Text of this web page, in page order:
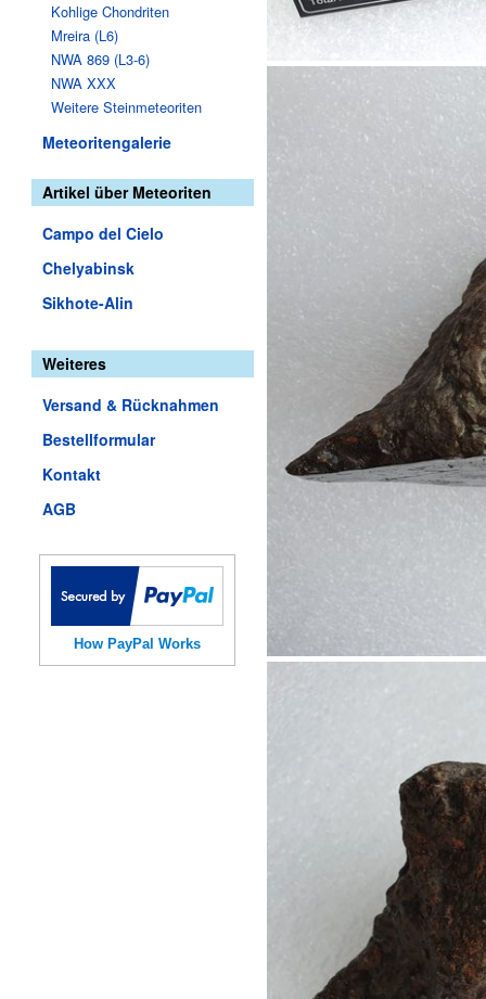
Kohlige Chondriten
Mreira (L6)
NWA 869 (L3-6)
NWA XXX
Weitere Steinmeteoriten
Meteoritengalerie
Artikel über Meteoriten
Campo del Cielo
Chelyabinsk
Sikhote-Alin
Weiteres
Versand & Rücknahmen
Bestellformular
Kontakt
AGB
How PayPal Works